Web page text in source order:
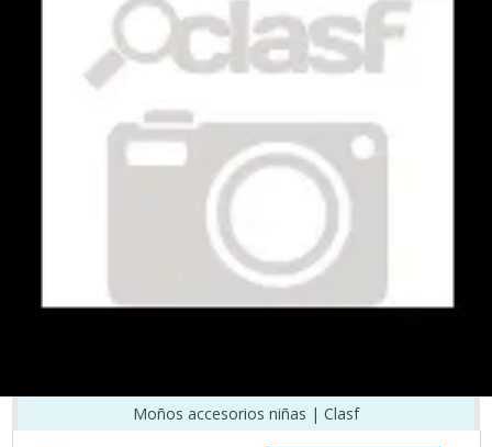
Moños accesorios niñas | Clasf